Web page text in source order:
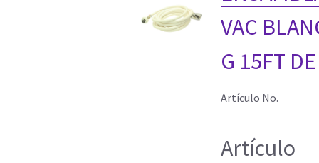
VAC
G 15FT
Artículo No.
Artículo